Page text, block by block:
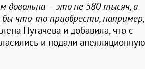
довольна – это не 580 тысяч, а
что-то приобрести, например,
Пугачева и добавила, что с
и подали апелляционную